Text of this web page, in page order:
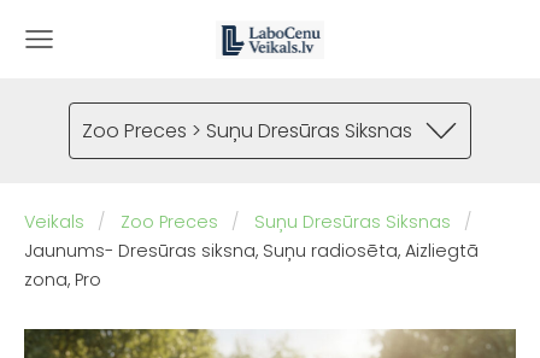
Zoo Preces > Suņu Dresūras Siksnas
Veikals Zoo Preces
Suņu Dresūras Siksnas
Jaunums- Dresūras siksna, Suņu radiosēta, Aizliegtā
zona, Pro